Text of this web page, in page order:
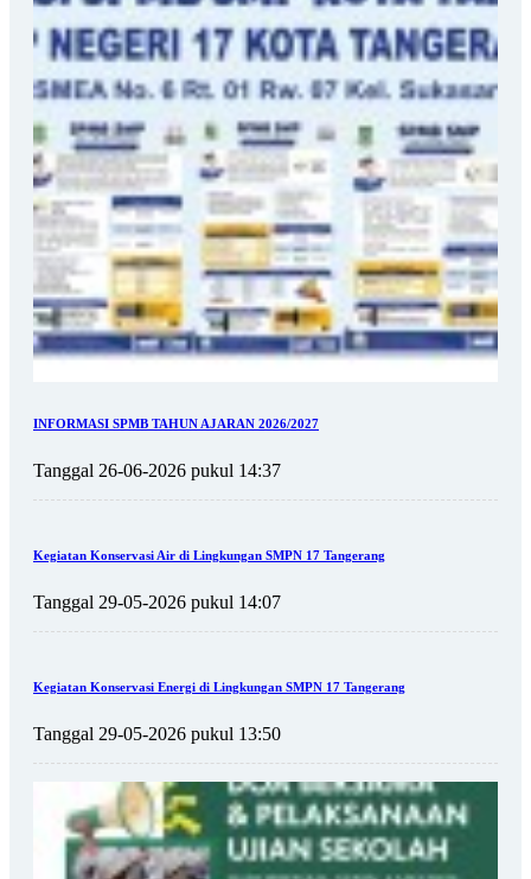
INFORMASI SPMB TAHUN AJARAN 2026/2027
Tanggal 26-06-2026 pukul 14:37
Kegiatan Konservasi Air di Lingkungan SMPN 17 Tangerang
Tanggal 29-05-2026 pukul 14:07
Kegiatan Konservasi Energi di Lingkungan SMPN 17 Tangerang
Tanggal 29-05-2026 pukul 13:50